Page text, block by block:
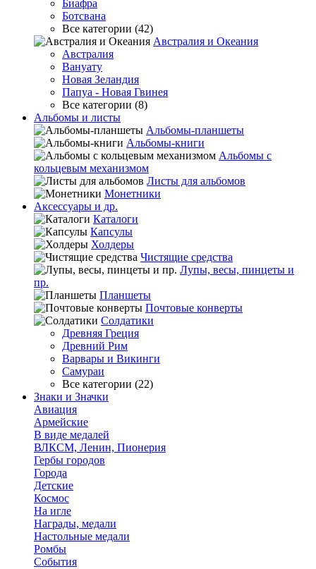
Биафра
Ботсвана
Все категории (42)
Австралия и Океания
Австралия
Вануату
Новая Зеландия
Папуа - Новая Гвинея
Все категории (8)
Альбомы и листы
Альбомы-планшеты
Альбомы-книги
Альбомы с
кольцевым механизмом
Листы для альбомов
Монетники
Аксессуары и др.
Каталоги
Капсулы
Холдеры
Чистящие средства
Лупы, весы, пинцеты и
пр.
Планшеты
Почтовые конверты
Солдатики
Древняя Греция
Древний Рим
Варвары и Викинги
Самураи
Все категории (22)
Знаки и Значки
Авиация
Армейские
В виде медалей
ВЛКСМ, Ленин, Пионерия
Гербы городов
Города
Детские
Космос
На игле
Награды, медали
Настольные медали
Ромбы
События